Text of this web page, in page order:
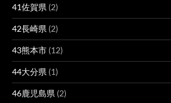
41佐賀県 (2)
42長崎県 (2)
43熊本市 (12)
44大分県 (1)
46鹿児島県 (2)